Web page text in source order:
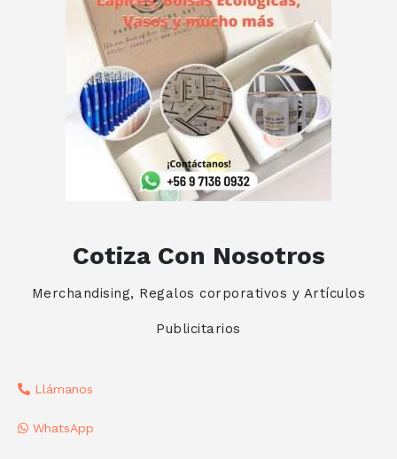
Cotiza Con Nosotros
Merchandising, Regalos corporativos y Artículos
Publicitarios
Llámanos
WhatsApp